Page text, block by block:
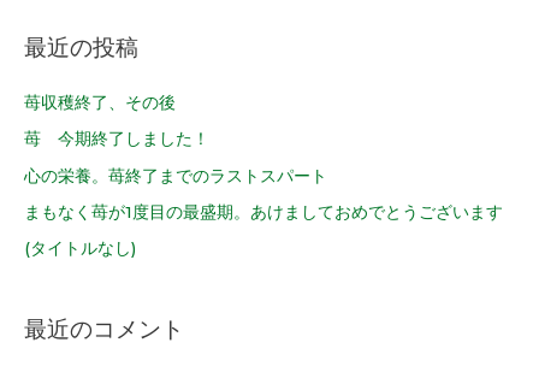
最近の投稿
苺収穫終了、その後
苺 今期終了しました！
心の栄養。苺終了までのラストスパート
まもなく苺が1度目の最盛期。あけましておめでとうございます
(タイトルなし)
最近のコメント